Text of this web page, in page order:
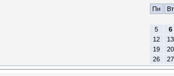
Пн Вт
5
6
12
13
19
20
26
27